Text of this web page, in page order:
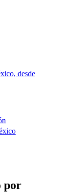
desde
por